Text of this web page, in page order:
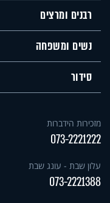
רבנים ומרצים
נשים ומשפחה
סידור
מזכירות הידברות
073-2221222
עלון שבת - עונג שבת
073-2221388